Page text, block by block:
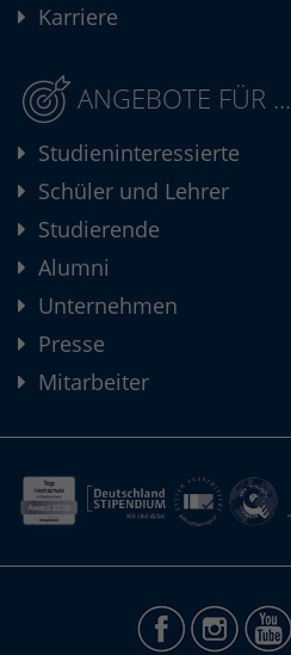
Karriere
ANGEBOTE FÜR ...
Studieninteressierte
Schüler und Lehrer
Studierende
Alumni
Unternehmen
Presse
Mitarbeiter